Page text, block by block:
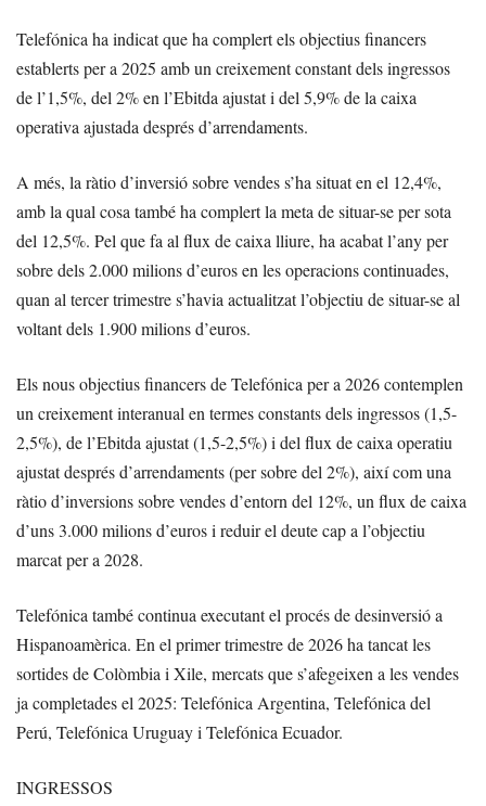
Telefónica ha indicat que ha complert els objectius financers
establerts per a 2025 amb un creixement constant dels ingressos
de l’1,5%, del 2% en l’Ebitda ajustat i del 5,9% de la caixa
operativa ajustada després d’arrendaments.
A més, la ràtio d’inversió sobre vendes s’ha situat en el 12,4%,
amb la qual cosa també ha complert la meta de situar-se per sota
del 12,5%. Pel que fa al flux de caixa lliure, ha acabat l’any per
sobre dels 2.000 milions d’euros en les operacions continuades,
quan al tercer trimestre s’havia actualitzat l’objectiu de situar-se al
voltant dels 1.900 milions d’euros.
Els nous objectius financers de Telefónica per a 2026 contemplen
un creixement interanual en termes constants dels ingressos (1,5-
2,5%), de l’Ebitda ajustat (1,5-2,5%) i del flux de caixa operatiu
ajustat després d’arrendaments (per sobre del 2%), així com una
ràtio d’inversions sobre vendes d’entorn del 12%, un flux de caixa
d’uns 3.000 milions d’euros i reduir el deute cap a l’objectiu
marcat per a 2028.
Telefónica també continua executant el procés de desinversió a
Hispanoamèrica. En el primer trimestre de 2026 ha tancat les
sortides de Colòmbia i Xile, mercats que s’afegeixen a les vendes
ja completades el 2025: Telefónica Argentina, Telefónica del
Perú, Telefónica Uruguay i Telefónica Ecuador.
INGRESSOS